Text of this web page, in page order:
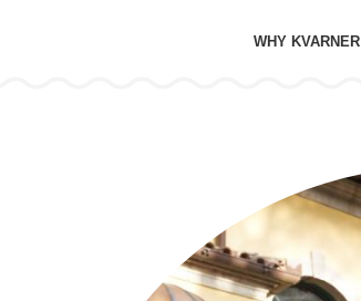
WHY KVARNER